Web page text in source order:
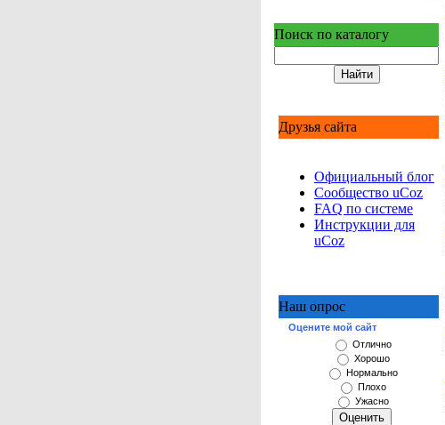
Поиск по каталогу
Друзья сайта
Официальный блог
Сообщество uCoz
FAQ по системе
Инструкции для
uCoz
Наш опрос
Оцените мой сайт
Отлично
Хорошо
Нормально
Плохо
Ужасно